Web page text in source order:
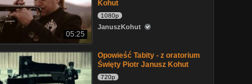
05:25
Kohut
1080p
JanuszKohut
Opowieść Tabity - z oratorium
Święty Piotr Janusz Kohut
720p